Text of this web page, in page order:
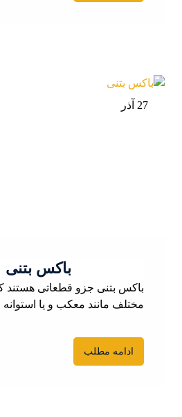
27 آذر
باکس بتنی
باکس بتنی جزو قطعاتی هستند
مختلف مانند معکب و یا استوانه
ادامه مطلب